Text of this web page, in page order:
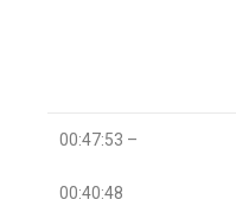
00:47:53 –
00:40:48